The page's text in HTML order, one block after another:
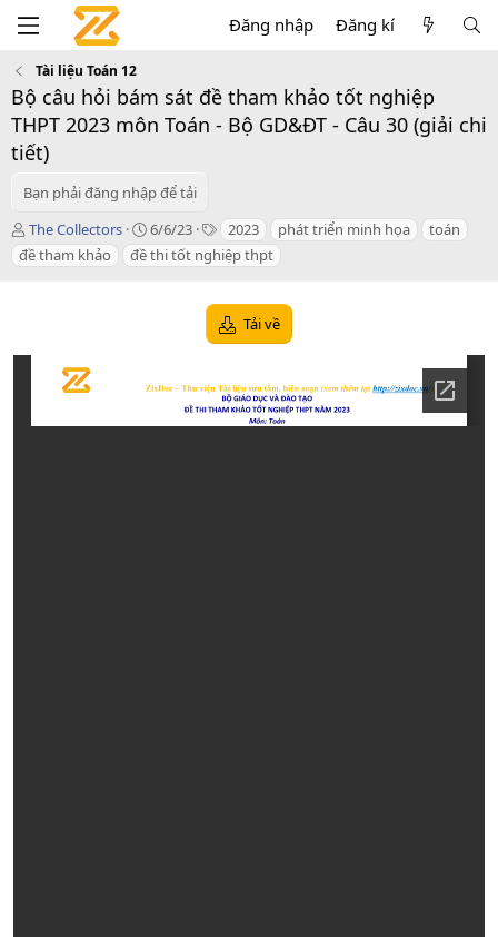
Đăng nhập Đăng kí
Tài liệu Toán 12
Bộ câu hỏi bám sát đề tham khảo tốt nghiệp
THPT 2023 môn Toán - Bộ GD&ĐT - Câu 30 (giải chi
tiết)
Bạn phải đăng nhập để tải
T
á
c
The Collectors
C
r
e
d
t
6/6/23
T
a
g
2023 phát triển minh họa
toán
đề tham khảo
đề thi tốt nghiệp thpt
Tải về